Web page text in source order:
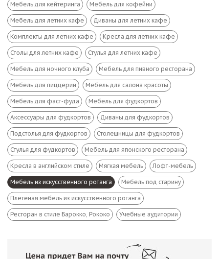
Мебель для кейтеринга Мебель для кофейни
Мебель для летних кафе Диваны для летних кафе
Комплекты для летних кафе Кресла для летних кафе
Столы для летних кафе Стулья для летних кафе
Мебель для ночного клуба Мебель для пивного ресторана
Мебель для пиццерии Мебель для салона красоты
Мебель для фаст-фуда Мебель для фудкортов
Аксессуары для фудкортов Диваны для фудкортов
Подстолья для фудкортов Столешницы для фудкортов
Стулья для фудкортов Мебель для японского ресторана
Кресла в английском стиле Мягкая мебель Лофт-мебель
Мебель из искусственного ротанга Мебель под старину
Плетеная мебель из искусственного ротанга
Ресторан в стиле Барокко, Рококо Учебные аудитории